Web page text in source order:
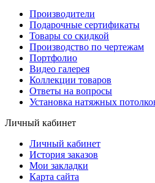
Производители
Подарочные сертификаты
Товары со скидкой
Производство по чертежам
Портфолио
Видео галерея
Коллекции товаров
Ответы на вопросы
Установка натяжных
Личный кабинет
Личный кабинет
История заказов
Мои закладки
Карта сайта